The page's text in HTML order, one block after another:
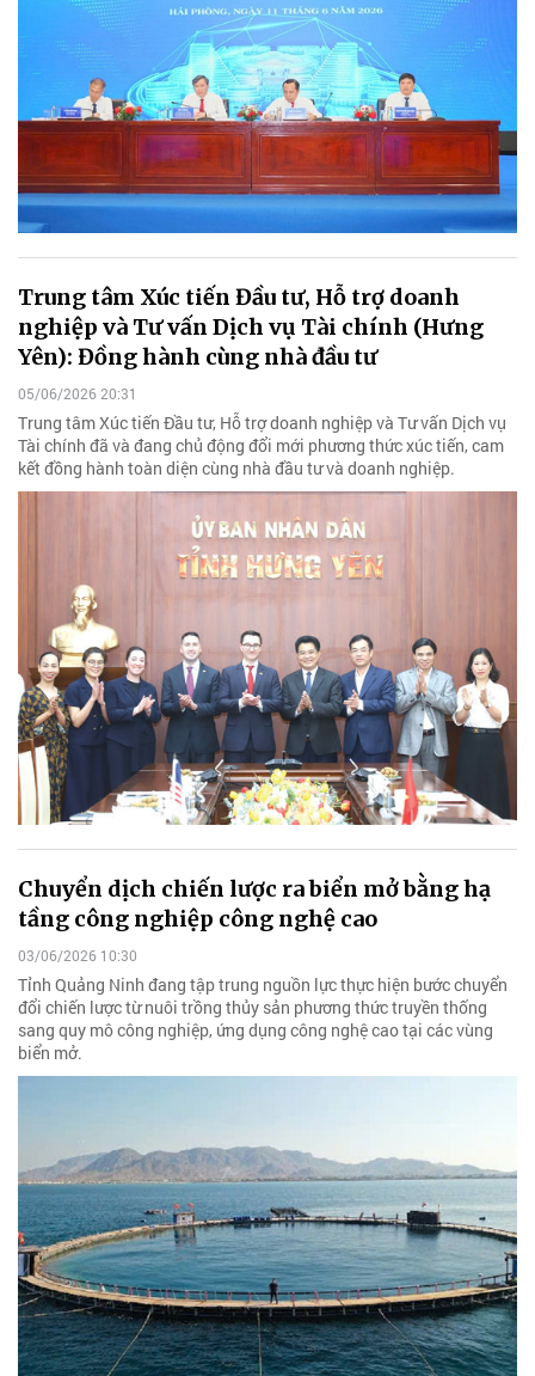
Trung tâm Xúc tiến Đầu tư, Hỗ trợ doanh
nghiệp và Tư vấn Dịch vụ Tài chính (Hưng
Yên): Đồng hành cùng nhà đầu tư
05/06/2026 20:31
Trung tâm Xúc tiến Đầu tư, Hỗ trợ doanh nghiệp và Tư vấn Dịch vụ
Tài chính đã và đang chủ động đổi mới phương thức xúc tiến, cam
kết đồng hành toàn diện cùng nhà đầu tư và doanh nghiệp.
Chuyển dịch chiến lược ra biển mở bằng hạ
tầng công nghiệp công nghệ cao
03/06/2026 10:30
Tỉnh Quảng Ninh đang tập trung nguồn lực thực hiện bước chuyển
đổi chiến lược từ nuôi trồng thủy sản phương thức truyền thống
sang quy mô công nghiệp, ứng dụng công nghệ cao tại các vùng
biển mở.